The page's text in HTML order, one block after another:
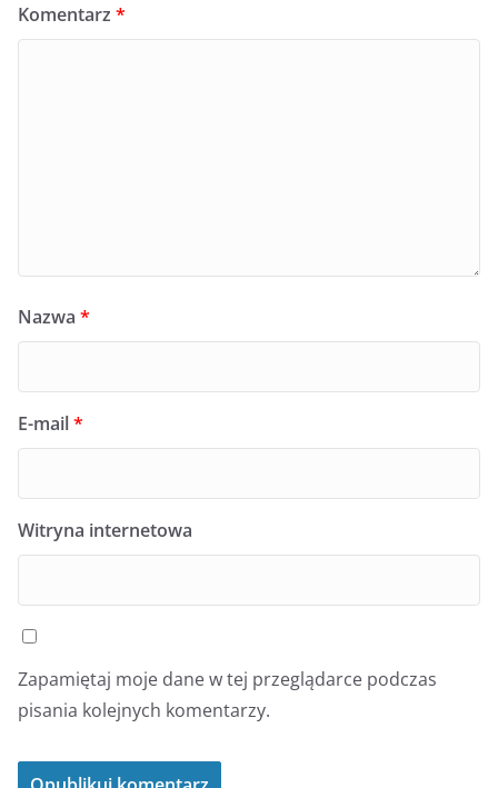
Komentarz *
Nazwa *
E-mail*
Witryna internetowa
Zapamiętaj moje dane w tej przeglądarce podczas
pisania kolejnych komentarzy.